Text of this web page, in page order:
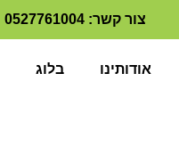
צור קשר: 0527761004
אודותינו בלוג